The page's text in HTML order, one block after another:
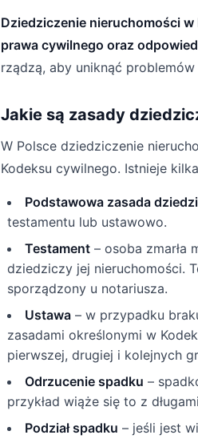
Dziedziczenie nieruchomości
prawa cywilnego oraz
rządzą, aby uniknąć problemów
Jakie są zasady
W Polsce dziedziczenie
Kodeksu cywilnego. Istnieje
Podstawowa zasada
testamentu lub ustawowo.
Testament – osoba zmarła
dziedziczy jej nieruchomości.
sporządzony u notariusza.
Ustawa – w przypadku
zasadami określonymi w
pierwszej, drugiej i kolejnych
Odrzucenie spadku –
przykład wiąże się to z
Podział spadku – jeśli jest